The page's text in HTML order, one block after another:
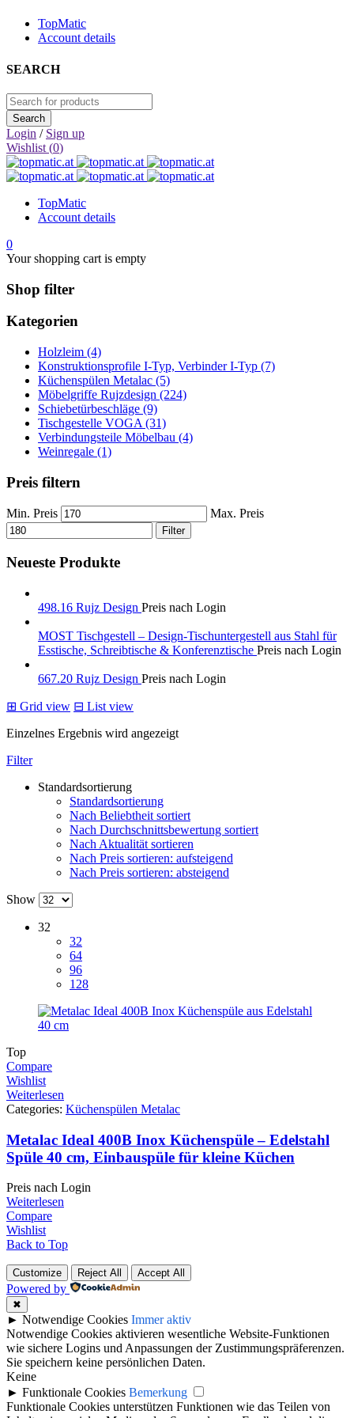
TopMatic
Account details
SEARCH
Login / Sign up
Wishlist (0)
TopMatic
Account details
0
Your shopping cart is empty
Shop filter
Kategorien
Holzleim (4)
Konstruktionsprofile I-Typ, Verbinder I-Typ (7)
Küchenspülen Metalac (5)
Möbelgriffe Rujzdesign (224)
Schiebetürbeschläge (9)
Tischgestelle VOGA (31)
Verbindungsteile Möbelbau (4)
Weinregale (1)
Preis filtern
Min. Preis Max. Preis
Filter
Neueste Produkte
498.16 Rujz Design Preis nach Login
MOST Tischgestell – Design-Tischuntergestell aus Stahl für
Esstische, Schreibtische & Konferenztische Preis nach Login
667.20 Rujz Design Preis nach Login
⊞ Grid view ⊟ List view
Einzelnes Ergebnis wird angezeigt
Filter
Standardsortierung
Standardsortierung
Nach Beliebtheit sortiert
Nach Durchschnittsbewertung sortiert
Nach Aktualität sortieren
Nach Preis sortieren: aufsteigend
Nach Preis sortieren: absteigend
Show
32
32
64
96
128
Top
Compare
Wishlist
Weiterlesen
Categories: Küchenspülen Metalac
Metalac Ideal 400B Inox Küchenspüle – Edelstahl
Spüle 40 cm, Einbauspüle für kleine Küchen
Preis nach Login
Weiterlesen
Compare
Wishlist
Back to Top
Customize Reject All Accept All
Powered by
✖
► Notwendige Cookies Immer aktiv
Notwendige Cookies aktivieren wesentliche Website-Funktionen
wie sichere Logins und Anpassungen der Zustimmungspräferenzen.
Sie speichern keine persönlichen Daten.
Keine
► Funktionale Cookies Bemerkung
Funktionale Cookies unterstützen Funktionen wie das Teilen von